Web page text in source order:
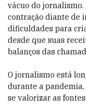
vácuo do
contração diante de
dificuldades para
desde que suas
balanços das
O jornalismo está
durante a
se valorizar as